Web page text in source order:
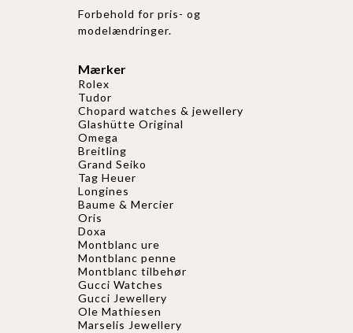
Forbehold for pris- og
modelændringer.
Mærker
Rolex
Tudor
Chopard watches & jewellery
Glashütte Original
Omega
Breitling
Grand Seiko
Tag Heuer
Longines
Baume & Mercier
Oris
Doxa
Montblanc ure
Montblanc penne
Montblanc tilbehør
Gucci Watches
Gucci Jewellery
Ole Mathiesen
Marselis Jewellery